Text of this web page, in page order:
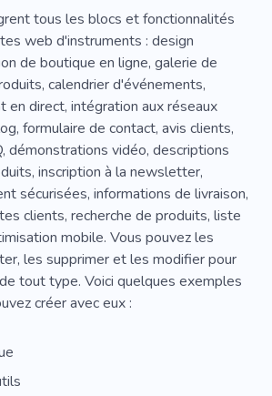
tous les blocs et fonctionnalités
web d'instruments : design
de boutique en ligne, galerie de
calendrier d'événements,
en direct, intégration aux réseaux
formulaire de contact, avis clients,
démonstrations vidéo, descriptions
inscription à la newsletter,
sécurisées, informations de livraison,
clients, recherche de produits, liste
mobile. Vous pouvez les
les supprimer et les modifier pour
tout type. Voici quelques exemples
créer avec eux :